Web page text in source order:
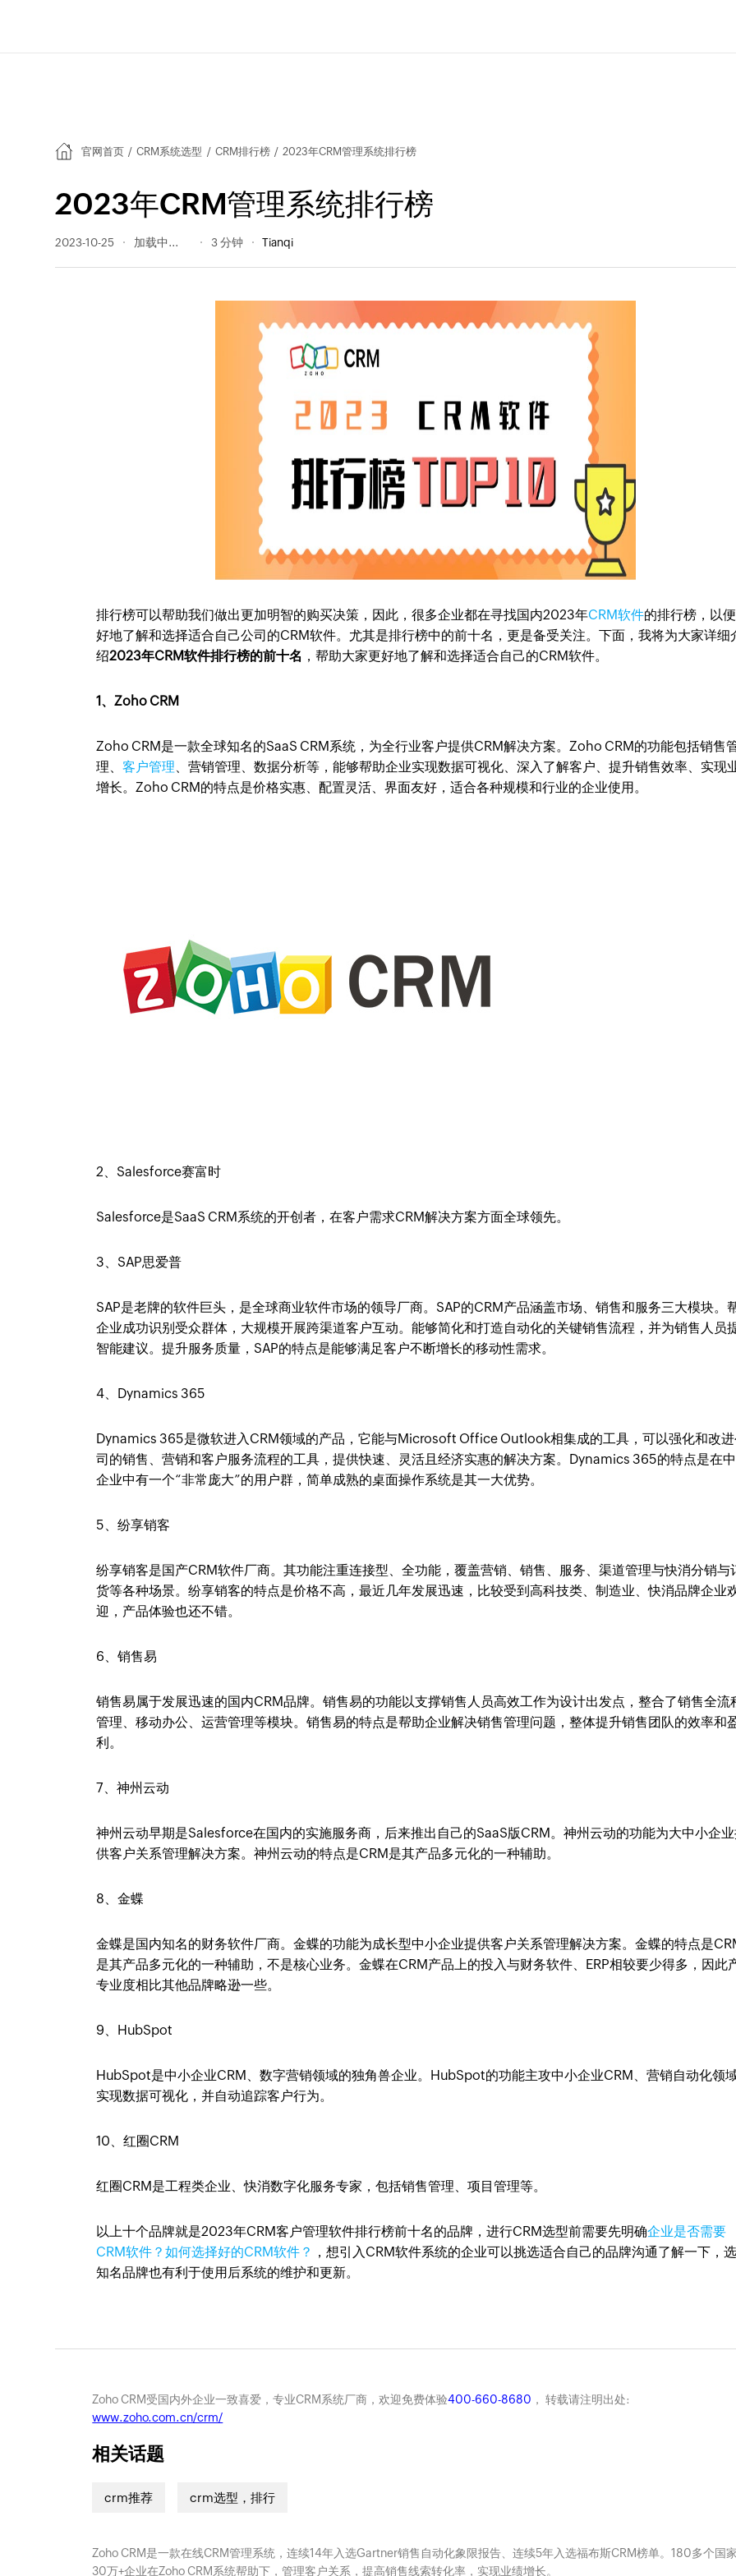
官网首页 / CRM系统选型 / CRM排行榜 / 2023年CRM管理系统排行榜
2023年CRM管理系统排行榜
2023-10-25 676 阅读量 3 分钟 Tianqi
排行榜可以帮助我们做出更加明智的购买决策，因此，很多企业都在寻找国内2023年CRM软件的排行榜，以
好地了解和选择适合自己公司的CRM软件。尤其是排行榜中的前十名，更是备受关注。下面，我将为大家详细
绍2023年CRM软件排行榜的前十名 ，帮助大家更好地了解和选择适合自己的CRM软件。
1、Zoho CRM
Zoho CRM是一款全球知名的SaaS CRM系统，为全行业客户提供CRM解决方案。Zoho CRM的功能包括销售
理、客户管理、营销管理、数据分析等，能够帮助企业实现数据可视化、深入了解客户、提升销售效率、实现
增长。Zoho CRM的特点是价格实惠、配置灵活、界面友好，适合各种规模和行业的企业使用。
2、Salesforce赛富时
Salesforce是SaaS CRM系统的开创者，在客户需求CRM解决方案方面全球领先。
3、SAP思爱普
SAP是老牌的软件巨头，是全球商业软件市场的领导厂商。SAP的CRM产品涵盖市场、销售和服务三大模块。
企业成功识别受众群体，大规模开展跨渠道客户互动。能够简化和打造自动化的关键销售流程，并为销售人员
智能建议。提升服务质量，SAP的特点是能够满足客户不断增长的移动性需求。
4、Dynamics 365
Dynamics 365是微软进入CRM领域的产品，它能与Microsoft Office Outlook相集成的工具，可以强化和改
司的销售、营销和客户服务流程的工具，提供快速、灵活且经济实惠的解决方案。Dynamics 365的特点是在
企业中有一个“非常庞大”的用户群，简单成熟的桌面操作系统是其一大优势。
5、纷享销客
纷享销客是国产CRM软件厂商。其功能注重连接型、全功能，覆盖营销、销售、服务、渠道管理与快消分销与
货等各种场景。纷享销客的特点是价格不高，最近几年发展迅速，比较受到高科技类、制造业、快消品牌企业
迎，产品体验也还不错。
6、销售易
销售易属于发展迅速的国内CRM品牌。销售易的功能以支撑销售人员高效工作为设计出发点，整合了销售全流
管理、移动办公、运营管理等模块。销售易的特点是帮助企业解决销售管理问题，整体提升销售团队的效率和
利。
7、神州云动
神州云动早期是Salesforce在国内的实施服务商，后来推出自己的SaaS版CRM。神州云动的功能为大中小企
供客户关系管理解决方案。神州云动的特点是CRM是其产品多元化的一种辅助。
8、金蝶
金蝶是国内知名的财务软件厂商。金蝶的功能为成长型中小企业提供客户关系管理解决方案。金蝶的特点是
是其产品多元化的一种辅助，不是核心业务。金蝶在CRM产品上的投入与财务软件、ERP相较要少得多，因此
专业度相比其他品牌略逊一些。
9、HubSpot
HubSpot是中小企业CRM、数字营销领域的独角兽企业。HubSpot的功能主攻中小企业CRM、营销自动化领
实现数据可视化，并自动追踪客户行为。
10、红圈CRM
红圈CRM是工程类企业、快消数字化服务专家，包括销售管理、项目管理等。
以上十个品牌就是2023年CRM客户管理软件排行榜前十名的品牌，进行CRM选型前需要先明确企业是否需要
CRM软件？如何选择好的CRM软件？ ，想引入CRM软件系统的企业可以挑选适合自己的品牌沟通了解一下，
知名品牌也有利于使用后系统的维护和更新。
Zoho CRM受国内外企业一致喜爱，专业CRM系统厂商，欢迎免费体验400-660-8680 ， 转载请注明出处:
www.zoho.com.cn/crm/
相关话题
crm推荐 crm选型，排行
Zoho CRM是一款在线CRM管理系统，连续14年入选Gartner销售自动化象限报告、连续5年入选福布斯CRM榜单。180多个国
30万+企业在Zoho CRM系统帮助下，管理客户关系，提高销售线索转化率，实现业绩增长。